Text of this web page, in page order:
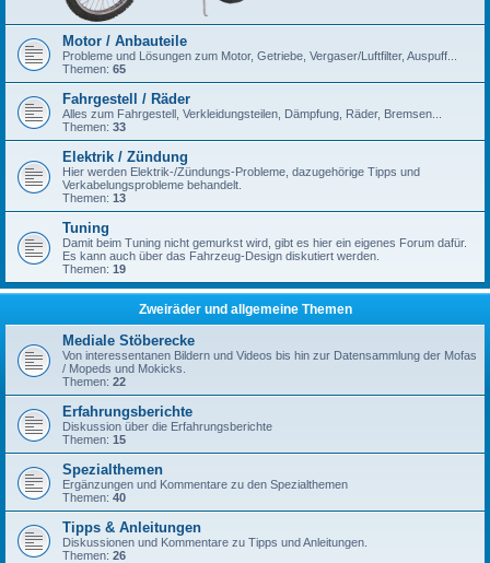
Motor / Anbauteile
Probleme und Lösungen zum Motor, Getriebe, Vergaser/Luftfilter, Auspuff...
Themen: 65
Fahrgestell / Räder
Alles zum Fahrgestell, Verkleidungsteilen, Dämpfung, Räder, Bremsen...
Themen: 33
Elektrik / Zündung
Hier werden Elektrik-/Zündungs-Probleme, dazugehörige Tipps und
Verkabelungsprobleme behandelt.
Themen: 13
Tuning
Damit beim Tuning nicht gemurkst wird, gibt es hier ein eigenes Forum dafür.
Es kann auch über das Fahrzeug-Design diskutiert werden.
Themen: 19
Zweiräder und allgemeine Themen
Mediale Stöberecke
Von interessentanen Bildern und Videos bis hin zur Datensammlung der Mofas
/ Mopeds und Mokicks.
Themen: 22
Erfahrungsberichte
Diskussion über die Erfahrungsberichte
Themen: 15
Spezialthemen
Ergänzungen und Kommentare zu den Spezialthemen
Themen: 40
Tipps & Anleitungen
Diskussionen und Kommentare zu Tipps und Anleitungen.
Themen: 26